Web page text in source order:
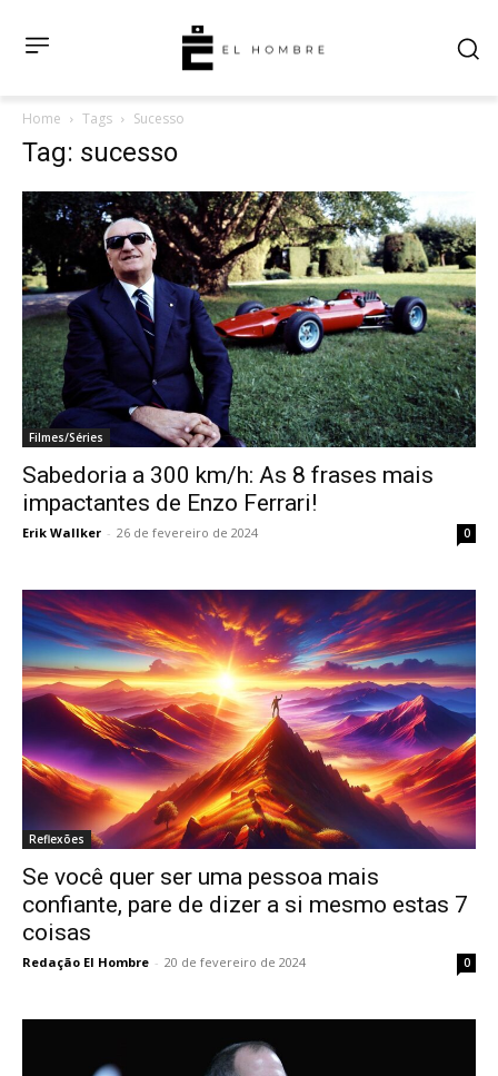
Home Tags Sucesso
Tag: sucesso
Filmes/Séries
Sabedoria a 300 km/h: As 8 frases mais
impactantes de Enzo Ferrari!
Erik Wallker - 26 de fevereiro de 2024 0
Reflexões
Se você quer ser uma pessoa mais
confiante, pare de dizer a si mesmo estas 7
coisas
Redação El Hombre - 20 de fevereiro de 2024 0